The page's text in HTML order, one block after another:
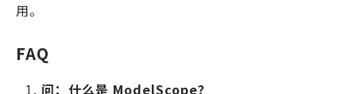
用。
FAQ
问：什么是 ModelScope？